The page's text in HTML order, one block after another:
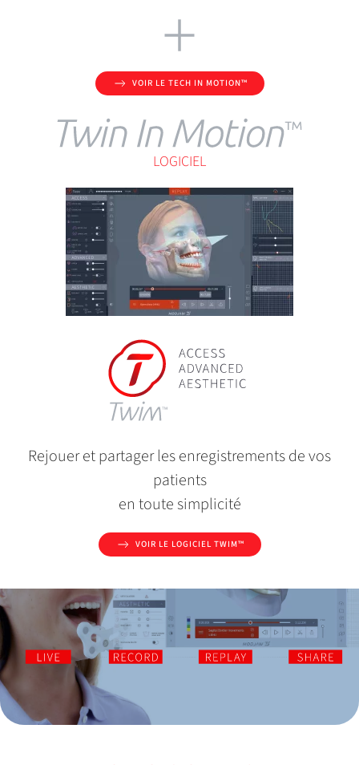
VOIR LE TECH IN MOTION™
LOGICIEL
Rejouer et partager les enregistrements de vos
patients
en toute simplicité
VOIR LE LOGICIEL TWIM™